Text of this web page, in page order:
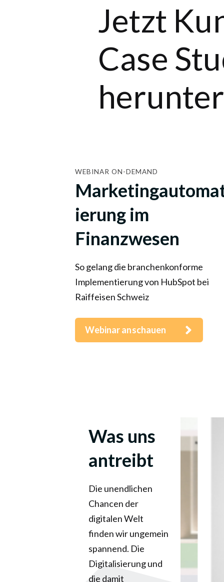
Jetzt
Case
WEBINAR ON-DEMAND
ierung im
Finanzwesen
So gelang die branchenkonforme
Implementierung von HubSpot bei
Raiffeisen Schweiz
Webinar anschauen
Was uns
antreibt
Die unendlichen
Chancen der
digitalen Welt
finden wir ungemein
spannend. Die
Digitalisierung und
die damit